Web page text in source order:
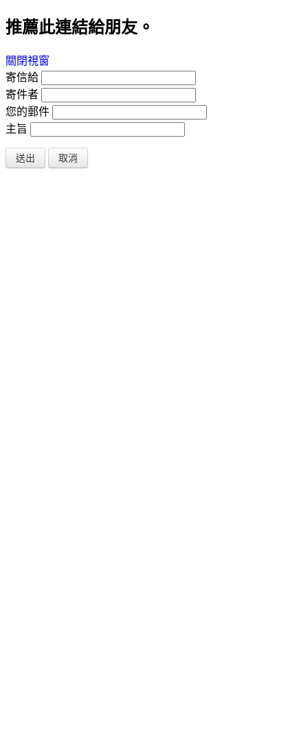
推薦此連結給朋友。
關閉視窗
寄信給
寄件者
您的郵件
主旨
送出 取消